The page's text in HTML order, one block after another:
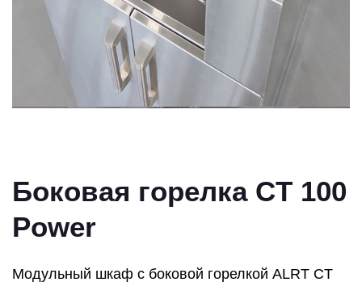
Боковая горелка CT 100
Power
Модульный шкаф с боковой горелкой ALRT CT